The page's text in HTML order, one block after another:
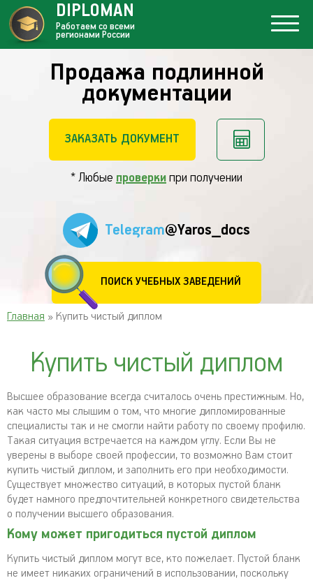
Продажа подлинной
документации
ЗАКАЗАТЬ ДОКУМЕНТ
* Любые проверки при получении
Telegram@Yaros_docs
ПОИСК УЧЕБНЫХ ЗАВЕДЕНИЙ
DIPLOMAN
Работаем со всеми
регионами России
Главная » Купить чистый диплом
Купить чистый диплом
Высшее образование всегда считалось очень престижным. Но,
как часто мы слышим о том, что многие дипломированные
специалисты так и не смогли найти работу по своему профилю.
Такая ситуация встречается на каждом углу. Если Вы не
уверены в выборе своей профессии, то возможно Вам стоит
купить чистый диплом, и заполнить его при необходимости.
Существует множество ситуаций, в которых пустой бланк
будет намного предпочтительней конкретного свидетельства
о получении высшего образования.
Кому может пригодиться пустой диплом
Купить чистый диплом могут все, кто пожелает. Пустой бланк
не имеет никаких ограничений в использовании, поскольку